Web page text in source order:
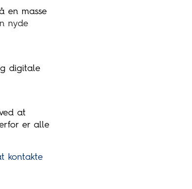
en masse
nyde
digitale
at
er alle
kontakte